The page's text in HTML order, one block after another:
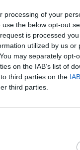
processing of your
the below opt-out
is processed
utilized by us or
may separately opt-
on the IAB’s list of
third parties on the
third parties.
stanie
Na
wskazują,...